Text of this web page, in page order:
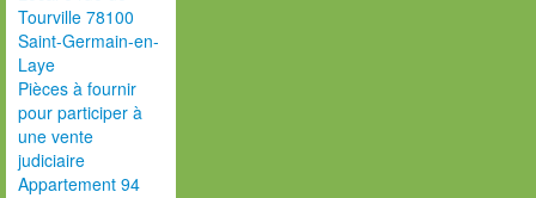
Tourville 78100
Saint-Germain-en-
Laye
Pièces à fournir
pour participer à
une vente
judiciaire
Appartement 94